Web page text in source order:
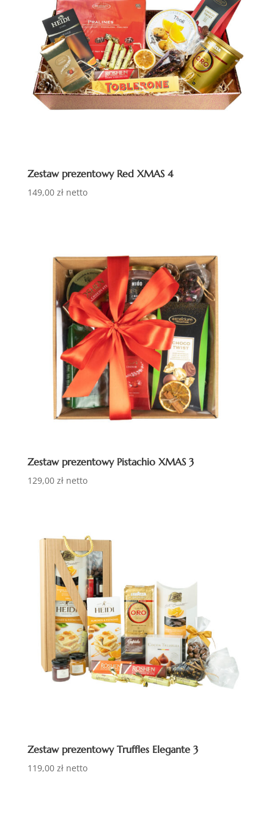
Zestaw prezentowy Red XMAS 4
149,00 zł netto
Zestaw prezentowy Pistachio XMAS 3
129,00 zł netto
Zestaw prezentowy Truffles Elegante 3
119,00 zł netto